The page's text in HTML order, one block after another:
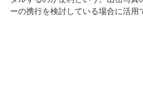
ーの携行を検討している場合に活用